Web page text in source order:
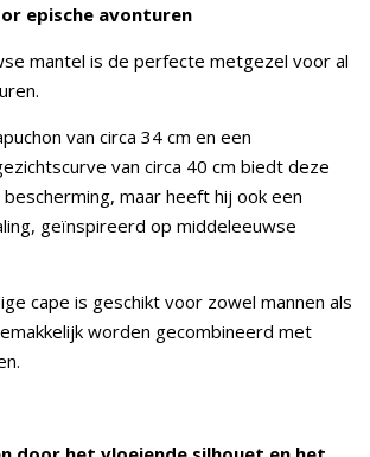
epische avonturen
mantel is de perfecte metgezel voor al
van circa 34 cm en een
van circa 40 cm biedt deze
maar heeft hij ook een
geïnspireerd op middeleeuwse
cape is geschikt voor zowel mannen als
worden gecombineerd met